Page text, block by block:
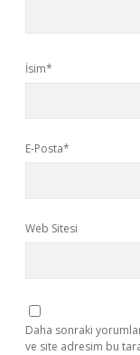
İsim*
E-Posta*
Web Sitesi
Daha sonraki
ve site adresim bu